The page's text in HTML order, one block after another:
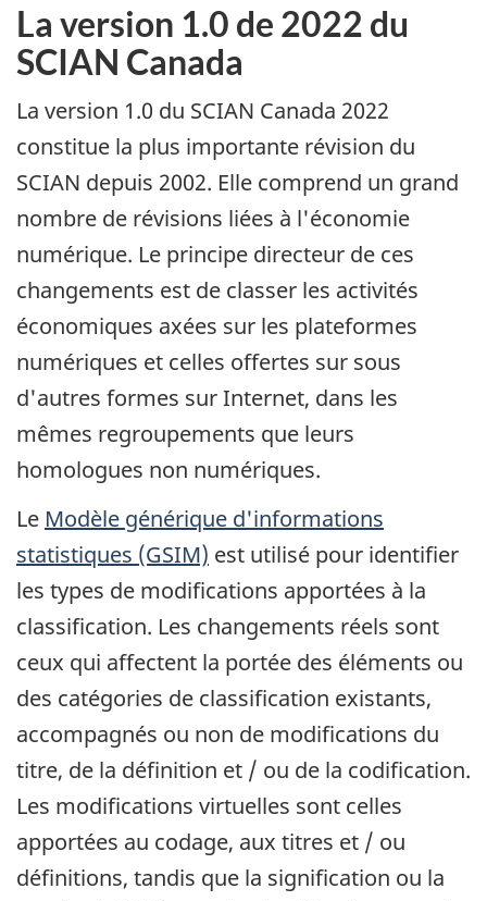
La version 1.0 de 2022 du
SCIAN Canada
La version 1.0 du SCIAN Canada 2022
constitue la plus importante révision du
SCIAN depuis 2002. Elle comprend un grand
nombre de révisions liées à l'économie
numérique. Le principe directeur de ces
changements est de classer les activités
économiques axées sur les plateformes
numériques et celles offertes sur sous
d'autres formes sur Internet, dans les
mêmes regroupements que leurs
homologues non numériques.
Le Modèle générique d'informations
statistiques (GSIM) est utilisé pour identifier
les types de modifications apportées à la
classification. Les changements réels sont
ceux qui affectent la portée des éléments ou
des catégories de classification existants,
accompagnés ou non de modifications du
titre, de la définition et / ou de la codification.
Les modifications virtuelles sont celles
apportées au codage, aux titres et / ou
définitions, tandis que la signification ou la